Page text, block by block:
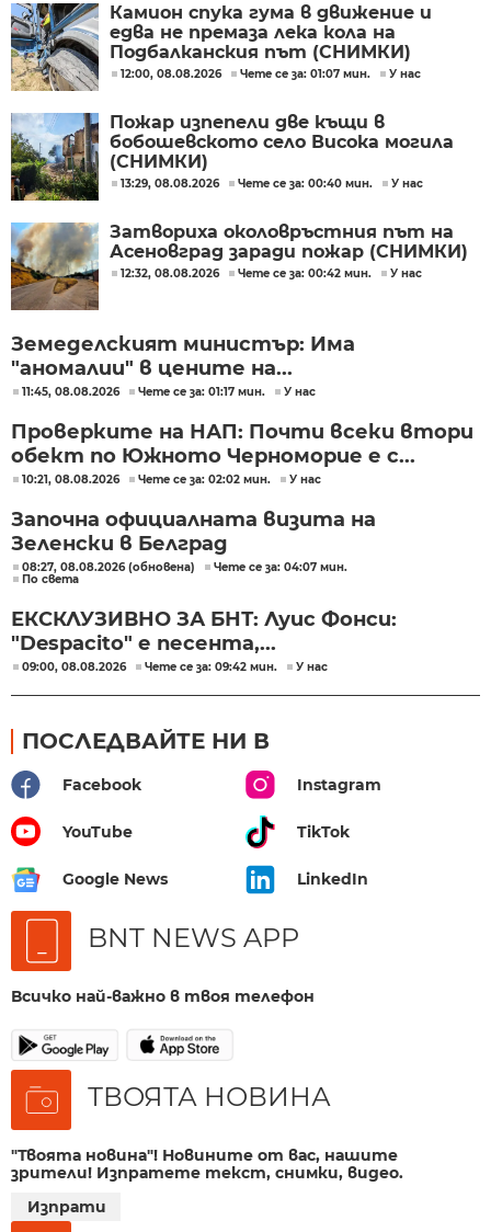
Камион спука гума в движение и
едва не премаза лека кола на
Подбалканския път (СНИМКИ)
12:00, 08.08.2026 Чете се за: 01:07 мин. У нас
Пожар изпепели две къщи в
бобошевското село Висока могила
(СНИМКИ)
13:29, 08.08.2026 Чете се за: 00:40 мин. У нас
Затвориха околовръстния път на
Асеновград заради пожар (СНИМКИ)
12:32, 08.08.2026 Чете се за: 00:42 мин. У нас
Земеделският министър: Има
"аномалии" в цените на...
11:45, 08.08.2026 Чете се за: 01:17 мин. У нас
Проверките на НАП: Почти всеки втори
обект по Южното Черноморие е с...
10:21, 08.08.2026 Чете се за: 02:02 мин. У нас
Започна официалната визита на
Зеленски в Белград
08:27, 08.08.2026 (обновена)
Чете се за: 04:07 мин.
По света
ЕКСКЛУЗИВНО ЗА БНТ: Луис Фонси:
"Despacito" е песента,...
09:00, 08.08.2026 Чете се за: 09:42 мин. У нас
ПОСЛЕДВАЙТЕ НИ В
Facebook Instagram
YouTube TikTok
Google News LinkedIn
BNT NEWS APP
Всичко най-важно в твоя телефон
ТВОЯТА НОВИНА
"Твоята новина"! Новините от вас, нашите
зрители! Изпратете текст, снимки, видео.
Изпрати